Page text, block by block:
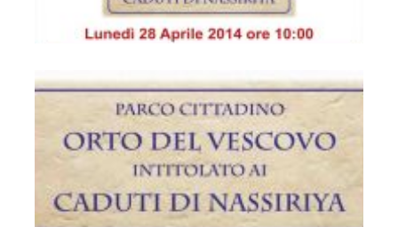
Parco Cittadino "Orto del Vescovo" "Caduti di Nassirya"